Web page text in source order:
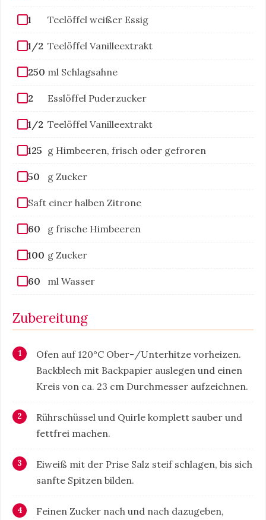
1 Teelöffel weißer Essig
1/2 Teelöffel Vanilleextrakt
250 ml Schlagsahne
2 Esslöffel Puderzucker
1/2 Teelöffel Vanilleextrakt
125 g Himbeeren, frisch oder gefroren
50 g Zucker
Saft einer halben Zitrone
60 g frische Himbeeren
100 g Zucker
60 ml Wasser
Zubereitung
Ofen auf 120°C Ober-/Unterhitze vorheizen.
Backblech mit Backpapier auslegen und einen
Kreis von ca. 23 cm Durchmesser aufzeichnen.
Rührschüssel und Quirle komplett sauber und
fettfrei machen.
Eiweiß mit der Prise Salz steif schlagen, bis sich
sanfte Spitzen bilden.
Feinen Zucker nach und nach dazugeben,